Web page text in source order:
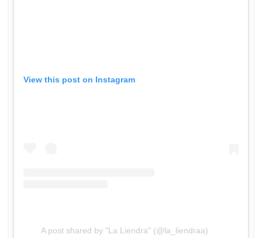
View this post on Instagram
A post shared by "La Liendra" (@la_liendraa)